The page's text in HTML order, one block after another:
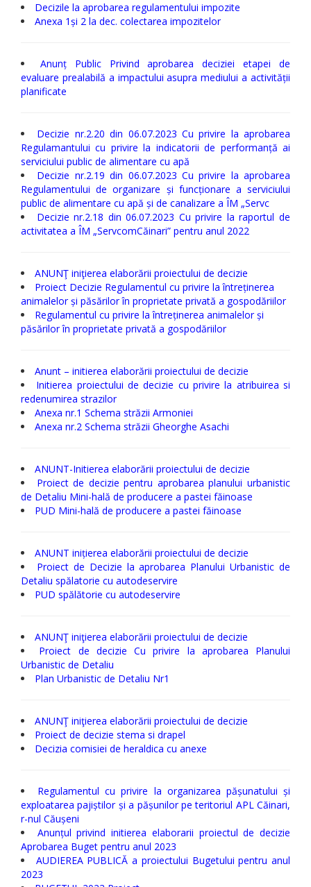
Decizile la aprobarea regulamentului impozite
Anexa 1și 2 la dec. colectarea impozitelor
Anunț Public Privind aprobarea deciziei etapei de
evaluare prealabilă a impactului asupra mediului a activității
planificate
Decizie nr.2.20 din 06.07.2023 Cu privire la aprobarea
Regulamantului cu privire la indicatorii de performanță ai
serviciului public de alimentare cu apă
Decizie nr.2.19 din 06.07.2023 Cu privire la aprobarea
Regulamentului de organizare și funcționare a serviciului
public de alimentare cu apă și de canalizare a ÎM „Servc
Decizie nr.2.18 din 06.07.2023 Cu privire la raportul de
activitatea a ÎM „ServcomCăinari” pentru anul 2022
ANUNŢ iniţierea elaborării proiectului de decizie
Proiect Decizie Regulamentul cu privire la întreținerea
animalelor și păsărilor în proprietate privată a gospodăriilor
Regulamentul cu privire la întreținerea animalelor și
păsărilor în proprietate privată a gospodăriilor
Anunt – initierea elaborării proiectului de decizie
Initierea proiectului de decizie cu privire la atribuirea si
redenumirea strazilor
Anexa nr.1 Schema străzii Armoniei
Anexa nr.2 Schema străzii Gheorghe Asachi
ANUNT-Initierea elaborării proiectului de decizie
Proiect de decizie pentru aprobarea planului urbanistic
de Detaliu Mini-hală de producere a pastei făinoase
PUD Mini-hală de producere a pastei făinoase
ANUNT inițierea elaborării proiectului de decizie
Proiect de Decizie la aprobarea Planului Urbanistic de
Detaliu spălatorie cu autodeservire
PUD spălătorie cu autodeservire
ANUNŢ iniţierea elaborării proiectului de decizie
Proiect de decizie Cu privire la aprobarea Planului
Urbanistic de Detaliu
Plan Urbanistic de Detaliu Nr1
ANUNŢ iniţierea elaborării proiectului de decizie
Proiect de decizie stema si drapel
Decizia comisiei de heraldica cu anexe
Regulamentul cu privire la organizarea pășunatului și
exploatarea pajiștilor și a pășunilor pe teritoriul APL Căinari,
r-nul Căușeni
Anunțul privind initierea elaborarii proiectul de decizie
Aprobarea Buget pentru anul 2023
AUDIEREA PUBLICĂ a proiectului Bugetului pentru anul
2023